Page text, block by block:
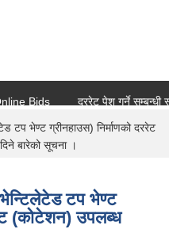
दररेट पेश गर्ने सम्बन्धी सूचना (
टप भेण्ट ग्रीनहाउस) निर्माणको दररेट
बारेको सूचना ।
भेन्टिलेटेड टप भेण्ट
(कोटेशन) उपलब्ध